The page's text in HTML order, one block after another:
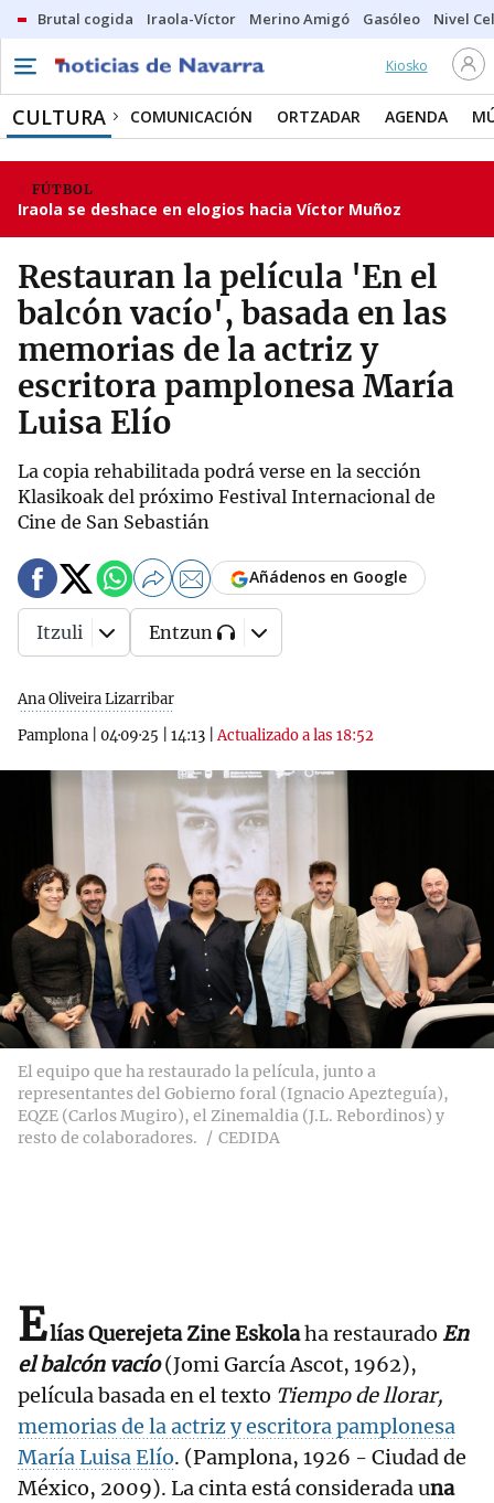
Brutal cogida Iraola-Víctor Merino Amigó Gasóleo Nivel
Kiosko
CULTURA COMUNICACIÓN ORTZADAR AGENDA
FÚTBOL
Iraola se deshace en elogios hacia Víctor Muñoz
Restauran la película 'En el
balcón vacío', basada en las
memorias de la actriz y
escritora pamplonesa María
Luisa Elío
La copia rehabilitada podrá verse en la sección
Klasikoak del próximo Festival Internacional de
Cine de San Sebastián
Ana Oliveira Lizarribar
Pamplona
04·09·25 14:13 |Actualizado a las 18:52
Añádenos en Google
Itzuli Entzun
El equipo que ha restaurado la película, junto a
representantes del Gobierno foral (Ignacio Apezteguía),
EQZE (Carlos Mugiro), el Zinemaldia (J.L. Rebordinos) y
resto de colaboradores.
CEDIDA
Elías Querejeta Zine Eskolaha restaurado En
el balcón vacío(Jomi García Ascot, 1962),
película basada en el texto Tiempo de llorar,
memorias de la actriz y escritora pamplonesa
María Luisa Elío. (Pamplona, 1926 - Ciudad de
México, 2009). La cinta está considerada una